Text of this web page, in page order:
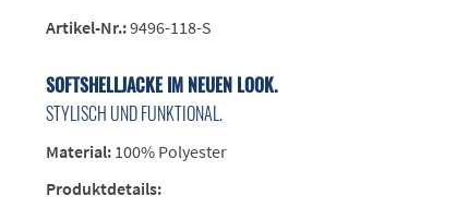
Artikel-Nr.:9496-118-S
SOFTSHELLJACKE IM NEUEN LOOK.
STYLISCH UND FUNKTIONAL.
Material: 100% Polyester
Produktdetails: